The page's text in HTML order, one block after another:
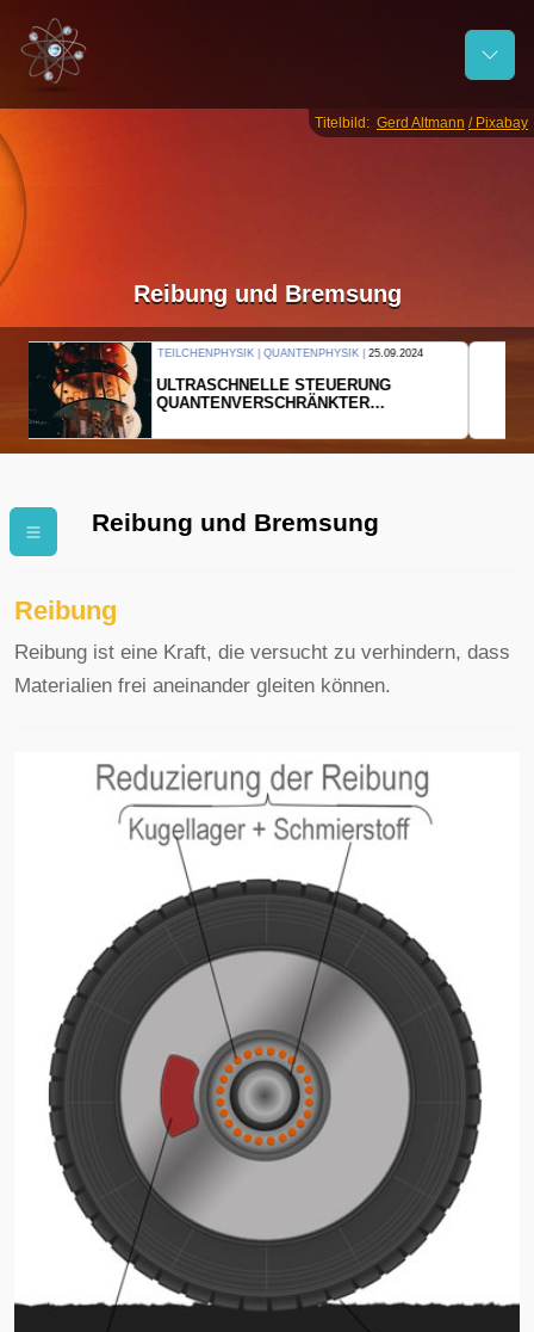
Titelbild: Gerd Altmann / Pixabay
Reibung und Bremsung
THERMODYNAMIK | WELLENLEHRE |23.09.2024
FORSCHER ERZEUGEN
EINDIMENSIONALES GAS AUS LICHT
Reibung und Bremsung
Reibung
Reibung ist eine Kraft, die versucht zu verhindern, dass
Materialien frei aneinander gleiten können.